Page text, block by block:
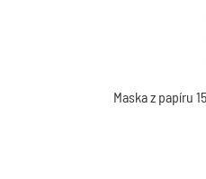
Maska z papíru